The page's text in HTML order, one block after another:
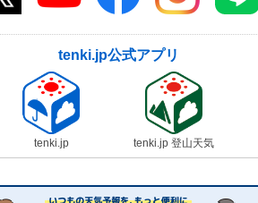
tenki.jp公式アプリ
tenki.jp tenki.jp 登山天気